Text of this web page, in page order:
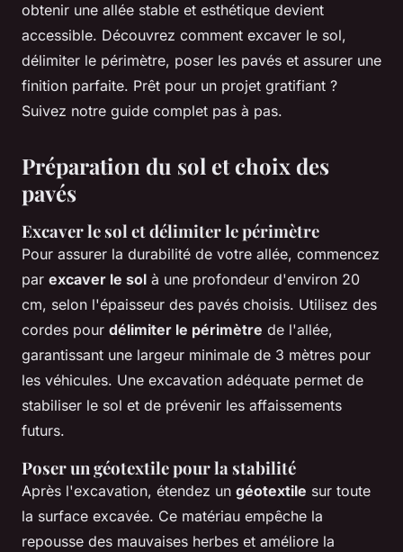
obtenir une allée stable et esthétique devient
accessible. Découvrez comment excaver le sol,
délimiter le périmètre, poser les pavés et assurer une
finition parfaite. Prêt pour un projet gratifiant ?
Suivez notre guide complet pas à pas.
Préparation du sol et choix des
pavés
Excaver le sol et délimiter le périmètre
Pour assurer la durabilité de votre allée, commencez
par excaver le sol à une profondeur d'environ 20
cm, selon l'épaisseur des pavés choisis. Utilisez des
cordes pour délimiter le périmètre de l'allée,
garantissant une largeur minimale de 3 mètres pour
les véhicules. Une excavation adéquate permet de
stabiliser le sol et de prévenir les affaissements
futurs.
Poser un géotextile pour la stabilité
Après l'excavation, étendez un géotextile sur toute
la surface excavée. Ce matériau empêche la
repousse des mauvaises herbes et améliore la